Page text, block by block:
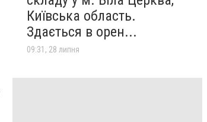
Київська область.
Здається в орен...
09:31, 28 липня